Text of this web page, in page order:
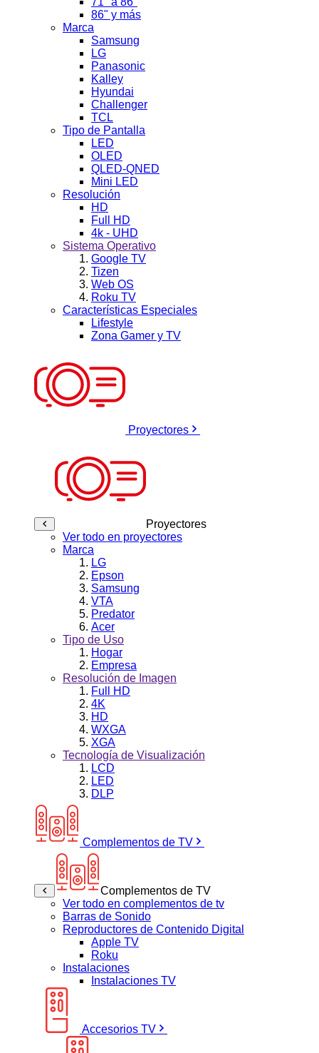
86" y más
Marca
Samsung
LG
Panasonic
Kalley
Hyundai
Challenger
TCL
Tipo de Pantalla
LED
OLED
QLED-QNED
Mini LED
Resolución
HD
Full HD
4k - UHD
Sistema Operativo
Google TV
Tizen
Web OS
Roku TV
Características Especiales
Lifestyle
Zona Gamer y TV
Proyectores
Proyectores
Ver todo en proyectores
Marca
LG
Epson
Samsung
VTA
Predator
Acer
Tipo de Uso
Hogar
Empresa
Resolución de Imagen
Full HD
4K
HD
WXGA
XGA
Tecnología de Visualización
LCD
LED
DLP
Complementos de TV
Complementos de TV
Ver todo en complementos de tv
Barras de Sonido
Reproductores de Contenido Digital
Apple TV
Roku
Instalaciones
Instalaciones TV
Accesorios TV